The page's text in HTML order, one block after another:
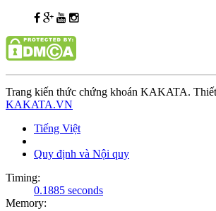
Trang kiến thức chứng khoán KAKATA.
KAKATA.VN
Tiếng Việt
Quy định và Nội quy
Timing:
0.1885 seconds
Memory: